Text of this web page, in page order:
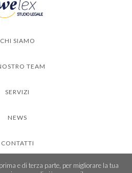
CHI SIAMO
TEAM
SERVIZI
NEWS
CONTATTI
e di terza parte, per migliorare la tua